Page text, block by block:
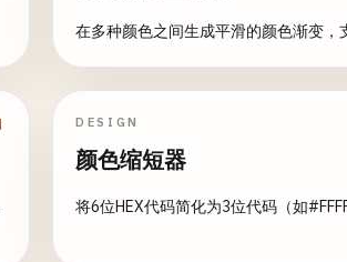
在多种颜色之间生成平滑的颜色渐变，
DESIGN
颜色缩短器
将6位HEX代码简化为3位代码（如